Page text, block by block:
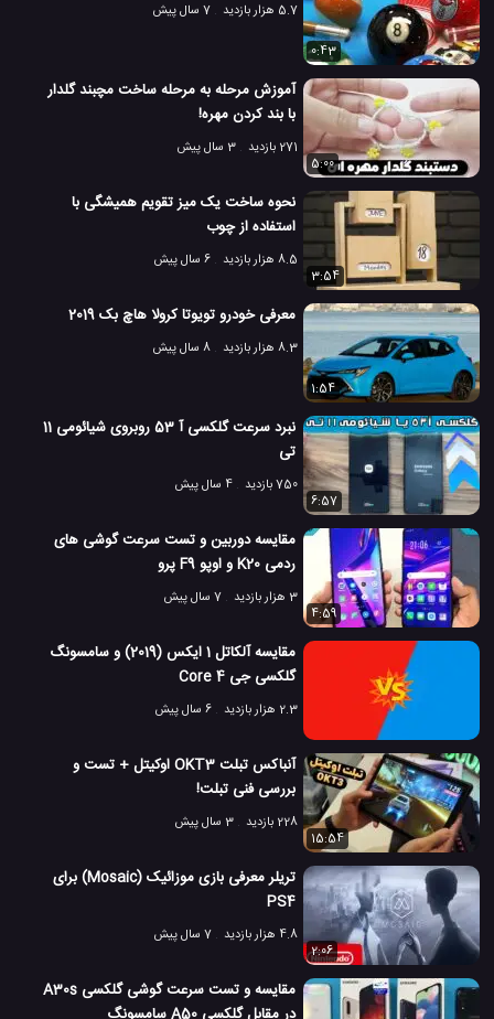
5.7 هزار بازدید 7 سال پیش
0:43
آموزش مرحله به مرحله ساخت مچبند گلدار
با بند کردن مهره!
271 بازدید
3 سال پیش
5:00
نحوه ساخت یک میز تقویم همیشگی با
استفاده از چوب
8.5 هزار بازدید
6 سال پیش
3:54
معرفی خودرو تویوتا کرولا هاچ بک 2019
8.3 هزار بازدید 8 سال پیش
1:54
نبرد سرعت گلکسی آ 53 روبروی شیائومی 11
تی
750 بازدید
4 سال پیش
6:57
مقایسه دوربین و تست سرعت گوشی های
ردمی K20 و اوپو F9 پرو
3 هزار بازدید
7 سال پیش
4:59
مقایسه آلکاتل 1 ایکس (2019) و سامسونگ
گلکسی جی 4 Core
2.3 هزار بازدید 6 سال پیش
آنباکس تبلت OKT3 اوکیتل + تست و
بررسی فنی تبلت!
228 بازدید
3 سال پیش
15:54
تریلر معرفی بازی موزائیک (Mosaic) برای
PS4
4.8 هزار بازدید
7 سال پیش
2:06
مقایسه و تست سرعت گوشی گلکسی A30s